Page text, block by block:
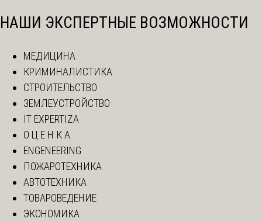
НАШИ ЭКСПЕРТНЫЕ ВОЗМОЖНОСТИ
МЕДИЦИНА
КРИМИНАЛИСТИКА
СТРОИТЕЛЬСТВО
ЗЕМЛЕУСТРОЙСТВО
IT EXPERTIZA
О Ц Е Н К А
ENGENEERING
ПОЖАРОТЕХНИКА
АВТОТЕХНИКА
ТОВАРОВЕДЕНИЕ
ЭКОНОМИКА